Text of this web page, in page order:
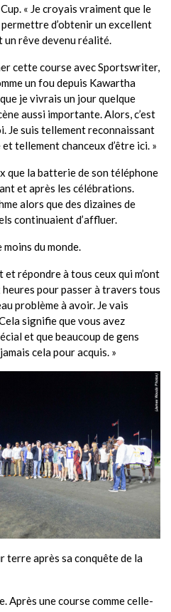
« Je croyais vraiment que le
d’obtenir un excellent
un rêve devenu réalité.
cette course avec Sportswriter,
un fou depuis Kawartha
je vivrais un jour quelque
aussi importante. Alors, c’est
Je suis tellement reconnaissant
tellement chanceux d’être ici. »
que la batterie de son téléphone
et après les célébrations.
alors que des dizaines de
continuaient d’affluer.
moins du monde.
et répondre à tous ceux qui m’ont
heures pour passer à travers tous
problème à avoir. Je vais
signifie que vous avez
et que beaucoup de gens
cela pour acquis. »
terre après sa conquête de la
Après une course comme celle-